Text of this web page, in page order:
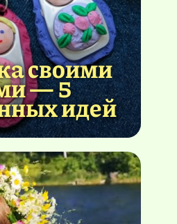
своими
— 5
идей